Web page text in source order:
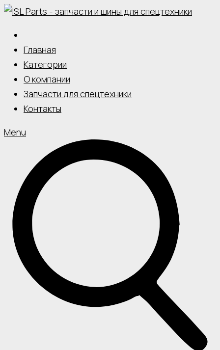
Skip
content
Главная
Категории
О компании
Запчасти для спецтехники
Контакты
Menu